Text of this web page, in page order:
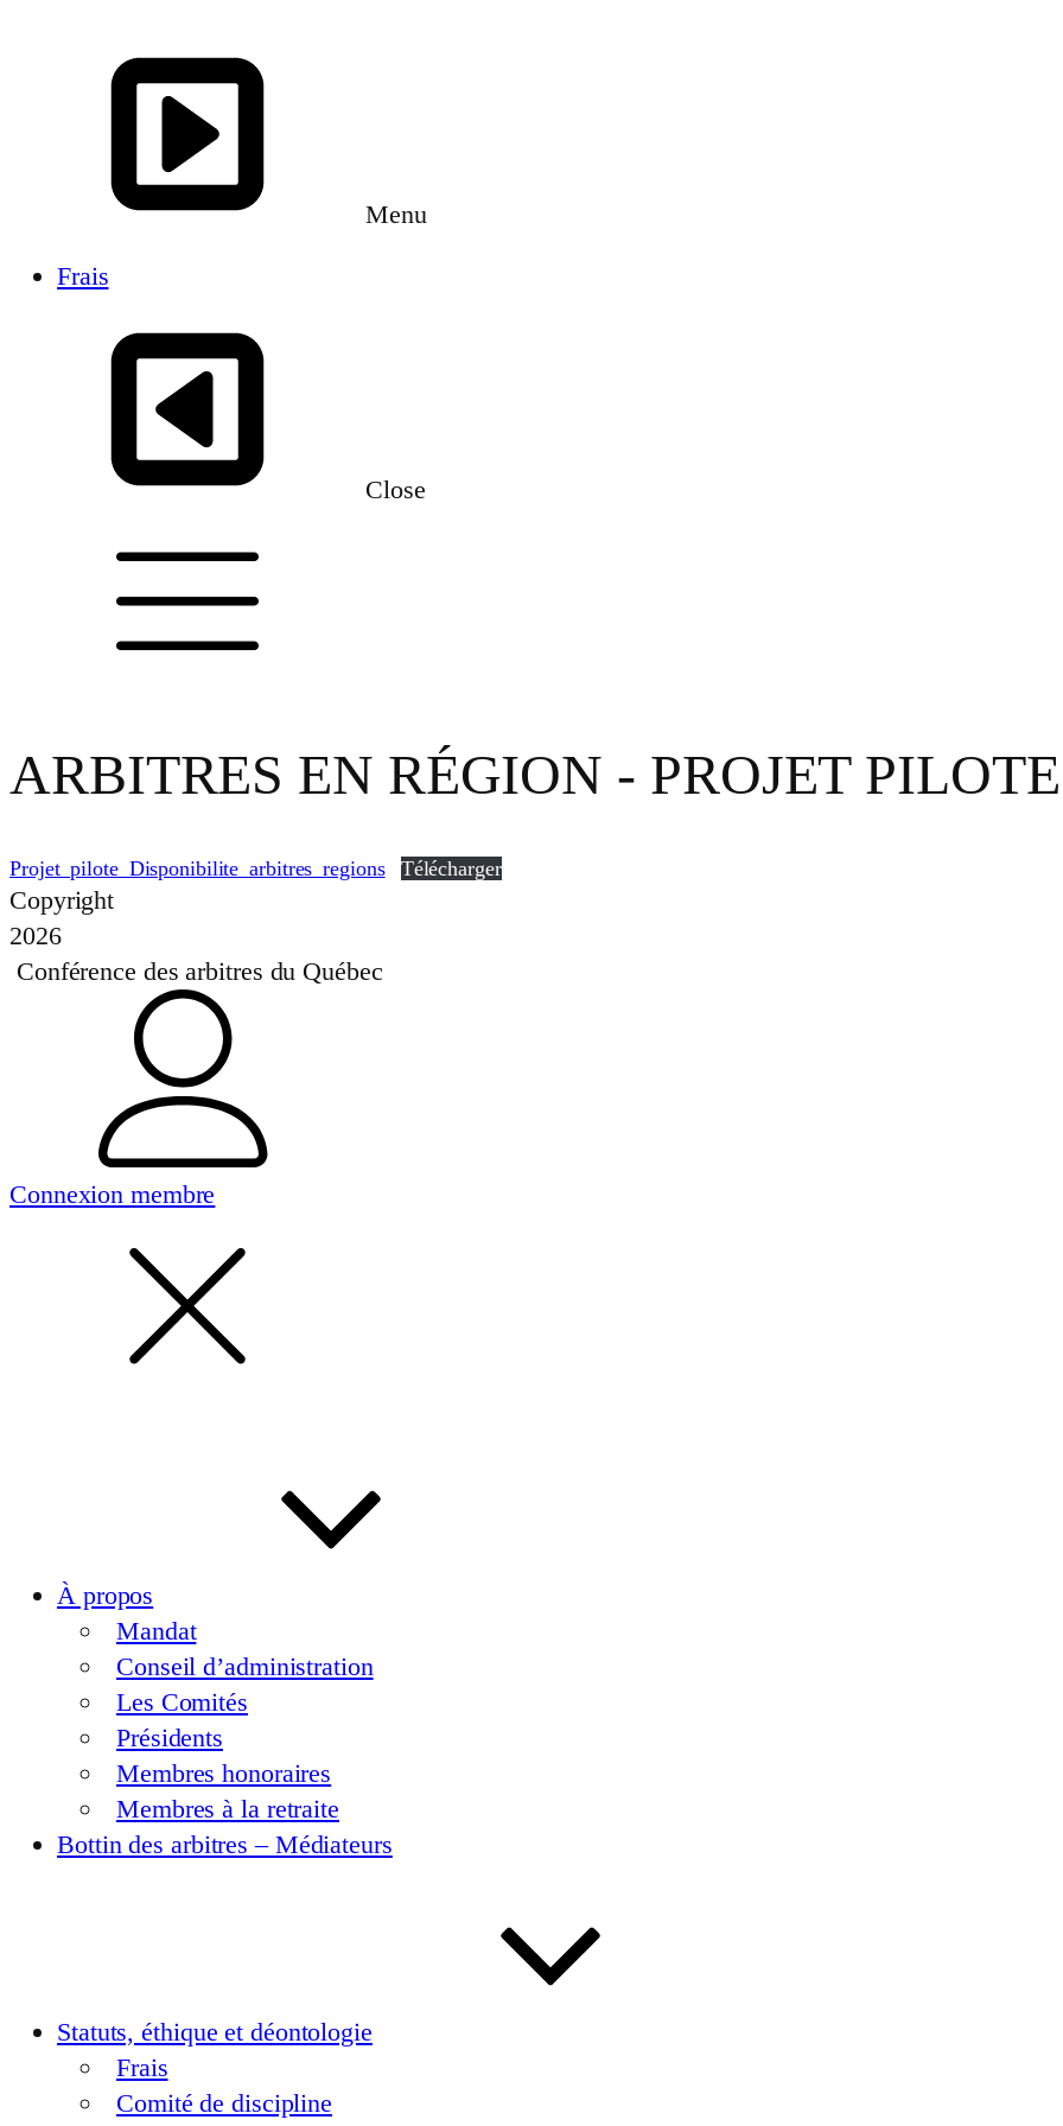
Menu
Frais
Close
ARBITRES EN RÉGION - PROJET
Projet_pilote_Disponibilite_arbitres_regions Télécharger
Copyright
2026
Conférence des arbitres du Québec
Connexion membre
À propos
Mandat
Conseil d’administration
Les Comités
Présidents
Membres honoraires
Membres à la retraite
Bottin des arbitres – Médiateurs
Statuts, éthique et déontologie
Frais
Comité de discipline